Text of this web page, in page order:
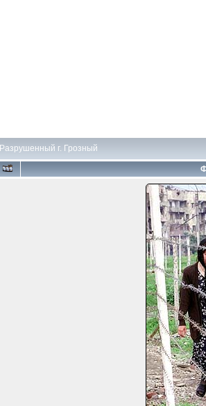
Разрушенный г. Грозный